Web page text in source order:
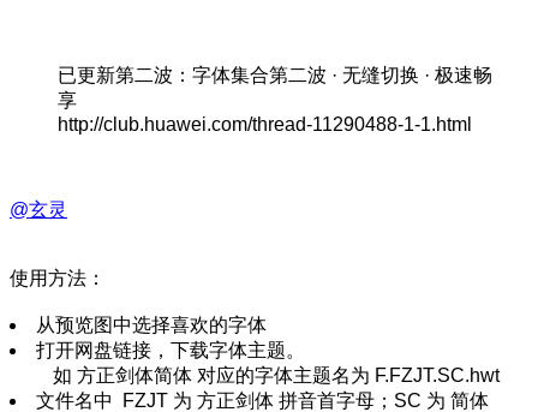
已更新第二波：字体集合第二波 · 无缝切换 · 极速畅
享
http://club.huawei.com/thread-11290488-1-1.html
@玄灵
使用方法：
从预览图中选择喜欢的字体
打开网盘链接，下载字体主题。
如 方正剑体简体 对应的字体主题名为 F.FZJT.SC.hwt
文件名中 FZJT 为 方正剑体 拼音首字母；SC 为 简体